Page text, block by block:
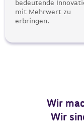
bedeutende
mit Mehrwert zu
erbringen.
Wir
Wir